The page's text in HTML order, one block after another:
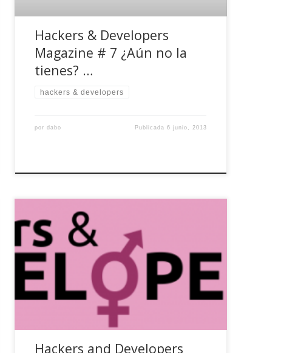
Hackers & Developers
Magazine # 7 ¿Aún no la
tienes? …
hackers & developers
pordabo Publicada 6 junio, 2013
Una vez más y fieles a la cita mensual, tenemos
una nueva entrega de «Hackers And
Developers» con un interesante índice de
contenidos. ¿La has descargado ya? En esta
edición: Distribuyendo tus aplicaciones Python en
PyPI Manual de Perl (Parte IV) Equipos Ágiles:
Parte II Permiso denegado Pásate a GNU/Linux
Hackers and Developers